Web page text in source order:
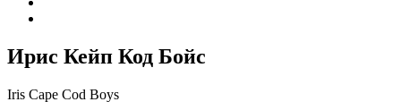
Ирис Кейп Код Бойс
Iris Cape Cod Boys